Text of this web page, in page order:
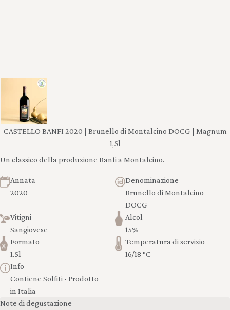
CASTELLO BANFI 2020 | Brunello di Montalcino DOCG | Magnum
1,5l
Un classico della produzione Banfi a Montalcino.
Annata
2020
Denominazione
Brunello di Montalcino
DOCG
Vitigni
Sangiovese
Alcol
15%
Formato
1.5l
Temperatura di servizio
16/18 °C
Info
Contiene Solfiti - Prodotto
in Italia
Note di degustazione